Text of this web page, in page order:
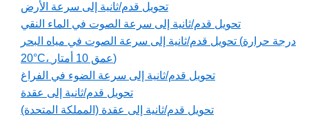
تحويل قدم/ثانية إلى سرعة الأرض
تحويل قدم/ثانية إلى سرعة الصوت في الماء النقي
تحويل قدم/ثانية إلى سرعة الصوت في مياه البحر (درجة حرارة
20°C، عمق 10 أمتار)
تحويل قدم/ثانية إلى سرعة الضوء في الفراغ
تحويل قدم/ثانية إلى عقدة
تحويل قدم/ثانية إلى عقدة (المملكة المتحدة)